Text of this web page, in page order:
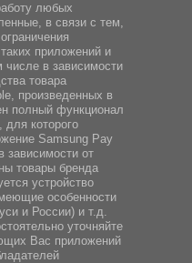
любых
в связи с тем,
приложений и
числе в зависимости
товара
произведенных в
полный функционал
для которого
Samsung Pay
зависимости от
товары бренда
устройство
особенности
и России) и т.д.
уточняйте
Вас приложений